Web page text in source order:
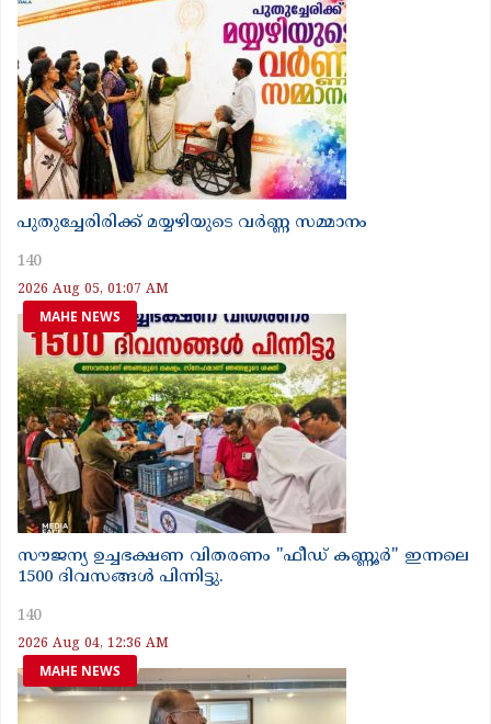
പുതുച്ചേരിരിക്ക് മയ്യഴിയുടെ വർണ്ണ സമ്മാനം
140
2026 Aug 05, 01:07 AM
MAHE NEWS
സൗജന്യ ഉച്ചഭക്ഷണ വിതരണം "ഫീഡ് കണ്ണൂർ" ഇന്നലെ
1500 ദിവസങ്ങൾ പിന്നിട്ടു.
140
2026 Aug 04, 12:36 AM
MAHE NEWS